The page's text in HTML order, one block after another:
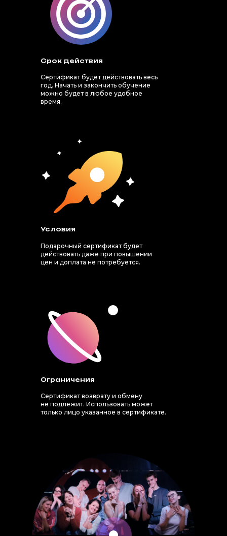
Сертификат возврату и обмену
не подлежит. Использовать может
только лицо указанное в сертификате.
Подарочный сертификат будет
действовать даже при повышении
цен и доплата не потребуется.
Срок действия
Сертификат будет действовать весь
год. Начать и закончить обучение
можно будет в любое удобное
время.
Условия
Ограничения